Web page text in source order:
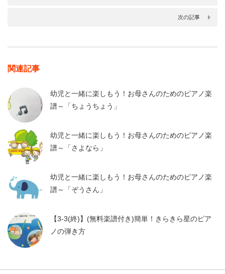
次の記事
関連記事
幼児と一緒に楽しもう！お母さんのためのピアノ楽
譜～「ちょうちょう」
幼児と一緒に楽しもう！お母さんのためのピアノ楽
譜～「さよなら」
幼児と一緒に楽しもう！お母さんのためのピアノ楽
譜～「ぞうさん」
【3-3(終)】(無料楽譜付き)簡単！きらきら星のピア
ノの弾き方